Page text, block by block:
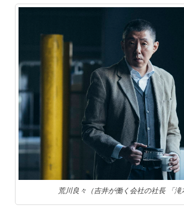
荒川良々（吉井が働く会社の社長 「滝